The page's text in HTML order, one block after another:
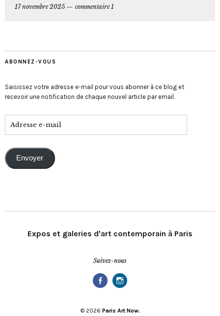
17 novembre 2025
commentaire 1
ABONNEZ-VOUS
Saisissez votre adresse e-mail pour vous abonner à ce blog et
recevoir une notification de chaque nouvel article par email.
Envoyer
Expos et galeries d'art contemporain à Paris
Suivez-nous
© 2026 Paris Art Now.